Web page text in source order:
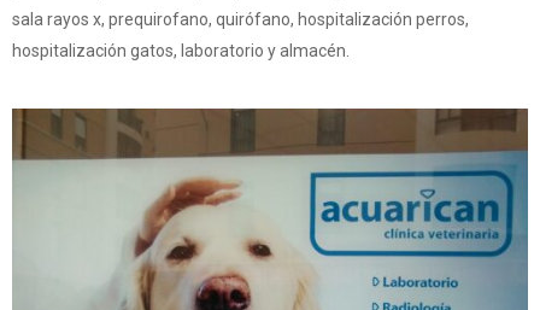
sala rayos x, prequirofano, quirófano, hospitalización perros,
hospitalización gatos, laboratorio y almacén.